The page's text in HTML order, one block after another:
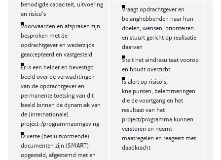
benodigde capaciteit, uitvoering
en risico’s
Voorwaarden en afspraken zijn
besproken met de
opdrachtgever en wederzijds
geaccepteerd en vastgesteld
Er is een helder en bevestigd
beeld over de verwachtingen
van de opdrachtgever en
permanente toetsing van dit
beeld binnen de dynamiek van
de (internationale)
project-/programmaomgeving
Diverse (besluitvormende)
documenten zijn (SMART)
opgesteld, afgestemd met en
Vraagt opdrachtgever en
belanghebbenden naar hun
doelen, wensen, prioriteiten
en stuurt gericht op realisatie
daarvan
Stelt het eindresultaat voorop
en houdt overzicht
Is alert op risico's,
knelpunten, belemmeringen
die de voortgang en het
resultaat van het
project/programma kunnen
verstoren en neemt
maatregelen en reageert met
daadkracht